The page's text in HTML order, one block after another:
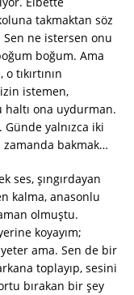
takmaktan söz
ne istersen onu
boğum. Ama
tıkırtının
istemen,
ona uydurman.
Günde yalnızca iki
zamanda bakmak…
ses, şıngırdayan
kalma, anasonlu
olmuştu.
koyayım;
ama. Sen de bir
toplayıp, sesini
bırakan bir şey